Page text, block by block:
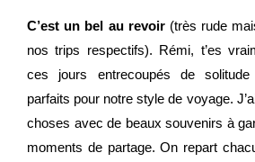
C’est un bel au revoir (très rude
nos trips respectifs). Rémi, t’es
ces jours entrecoupés de
parfaits pour notre style de voyage.
choses avec de beaux souvenirs à
moments de partage. On repart